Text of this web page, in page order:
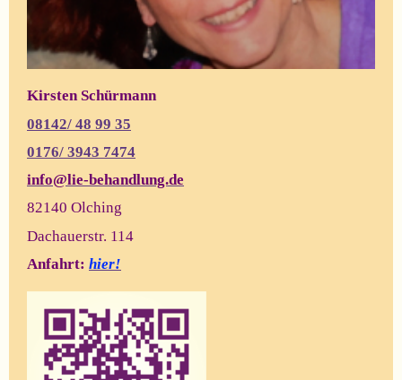
Kirsten Schürmann
08142/ 48 99 35
0176/ 3943 7474
info@lie-behandlung.de
82140 Olching
Dachauerstr. 114
Anfahrt: hier!